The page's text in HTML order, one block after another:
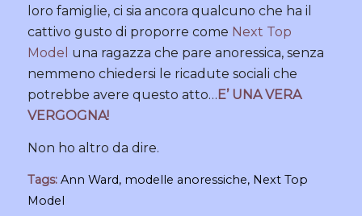
loro famiglie, ci sia ancora qualcuno che ha il
cattivo gusto di proporre come Next Top
Model una ragazza che pare anoressica, senza
nemmeno chiedersi le ricadute sociali che
potrebbe avere questo atto… E’ UNA VERA
VERGOGNA!
Non ho altro da dire.
Tags: Ann Ward, modelle anoressiche, Next Top
Model